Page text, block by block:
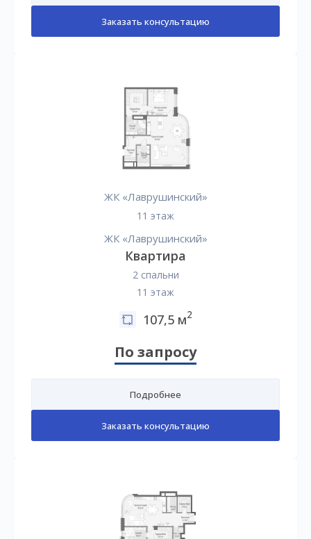
Заказать консультацию
ЖК «Лаврушинский»
11 этаж
ЖК «Лаврушинский»
Квартира
2 спальни
11 этаж
107,5 м2
По запросу
Подробнее
Заказать консультацию